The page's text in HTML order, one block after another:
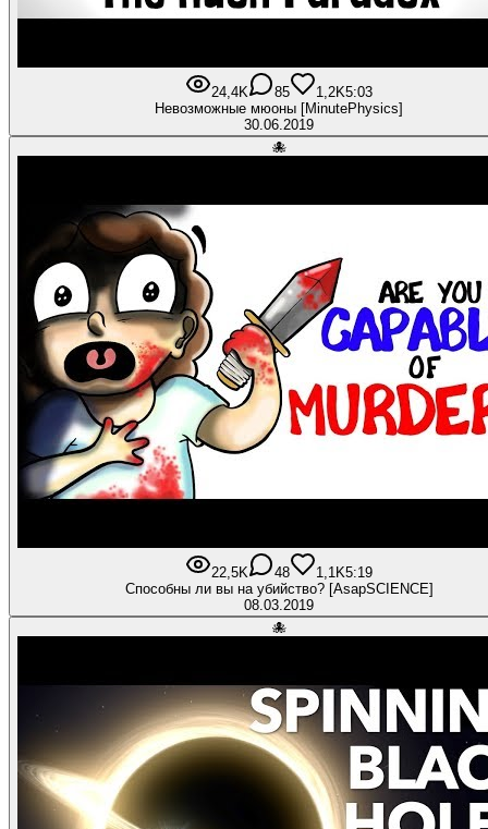
24,4K 85 1,2K5:03
Невозможные мюоны [MinutePhysics]
30.06.2019
🐙
22,5K 48 1,1K5:19
Способны ли вы на убийство? [AsapSCIENCE]
08.03.2019
🐙